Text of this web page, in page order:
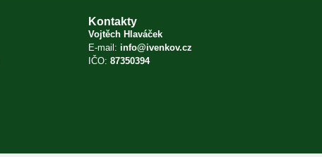
Kontakty
Vojtěch Hlaváček
E-mail: info@ivenkov.cz
IČO: 87350394